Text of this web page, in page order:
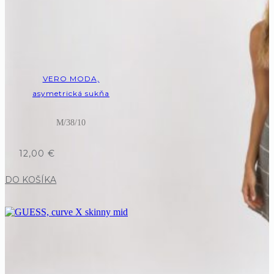
VERO MODA,
asymetrická sukňa
M/38/10
12,00€
DO KOŠÍKA